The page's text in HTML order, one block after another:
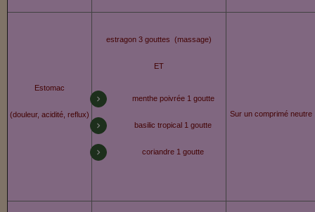
Estomac
(douleur, acidité, reflux)
estragon 3 gouttes (massage)
ET
menthe poivrée 1 goutte
basilic tropical 1 goutte
coriandre 1 goutte
Sur un comprimé neutre